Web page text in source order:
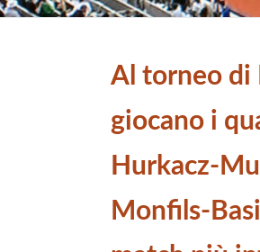
Al torneo di
giocano i
Hurkacz-
Monfils-